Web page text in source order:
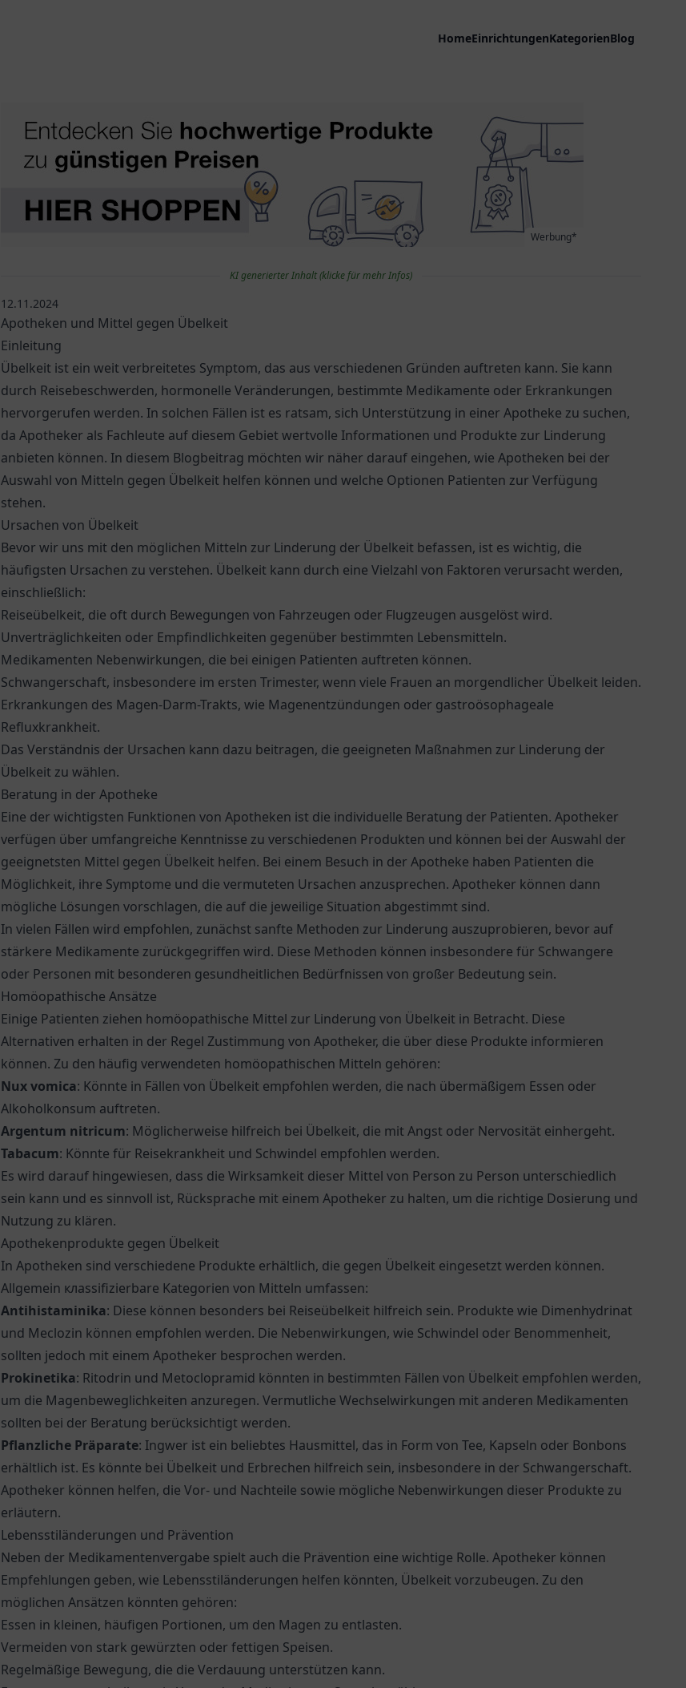
HomeEinrichtungenKategorienBlog
Werbung*
KI generierter Inhalt (klicke für mehr Infos)
12.11.2024
Apotheken und Mittel gegen Übelkeit
Einleitung
Übelkeit ist ein weit verbreitetes Symptom, das aus verschiedenen Gründen auftreten kann. Sie kann
durch Reisebeschwerden, hormonelle Veränderungen, bestimmte Medikamente oder Erkrankungen
hervorgerufen werden. In solchen Fällen ist es ratsam, sich Unterstützung in einer Apotheke zu suchen,
da Apotheker als Fachleute auf diesem Gebiet wertvolle Informationen und Produkte zur Linderung
anbieten können. In diesem Blogbeitrag möchten wir näher darauf eingehen, wie Apotheken bei der
Auswahl von Mitteln gegen Übelkeit helfen können und welche Optionen Patienten zur Verfügung
stehen.
Ursachen von Übelkeit
Bevor wir uns mit den möglichen Mitteln zur Linderung der Übelkeit befassen, ist es wichtig, die
häufigsten Ursachen zu verstehen. Übelkeit kann durch eine Vielzahl von Faktoren verursacht werden,
einschließlich:
Reiseübelkeit, die oft durch Bewegungen von Fahrzeugen oder Flugzeugen ausgelöst wird.
Unverträglichkeiten oder Empfindlichkeiten gegenüber bestimmten Lebensmitteln.
Medikamenten Nebenwirkungen, die bei einigen Patienten auftreten können.
Schwangerschaft, insbesondere im ersten Trimester, wenn viele Frauen an morgendlicher Übelkeit leiden.
Erkrankungen des Magen-Darm-Trakts, wie Magenentzündungen oder gastroösophageale
Refluxkrankheit.
Das Verständnis der Ursachen kann dazu beitragen, die geeigneten Maßnahmen zur Linderung der
Übelkeit zu wählen.
Beratung in der Apotheke
Eine der wichtigsten Funktionen von Apotheken ist die individuelle Beratung der Patienten. Apotheker
verfügen über umfangreiche Kenntnisse zu verschiedenen Produkten und können bei der Auswahl der
geeignetsten Mittel gegen Übelkeit helfen. Bei einem Besuch in der Apotheke haben Patienten die
Möglichkeit, ihre Symptome und die vermuteten Ursachen anzusprechen. Apotheker können dann
mögliche Lösungen vorschlagen, die auf die jeweilige Situation abgestimmt sind.
In vielen Fällen wird empfohlen, zunächst sanfte Methoden zur Linderung auszuprobieren, bevor auf
stärkere Medikamente zurückgegriffen wird. Diese Methoden können insbesondere für Schwangere
oder Personen mit besonderen gesundheitlichen Bedürfnissen von großer Bedeutung sein.
Homöopathische Ansätze
Einige Patienten ziehen homöopathische Mittel zur Linderung von Übelkeit in Betracht. Diese
Alternativen erhalten in der Regel Zustimmung von Apotheker, die über diese Produkte informieren
können. Zu den häufig verwendeten homöopathischen Mitteln gehören:
Nux vomica: Könnte in Fällen von Übelkeit empfohlen werden, die nach übermäßigem Essen oder
Alkoholkonsum auftreten.
Argentum nitricum: Möglicherweise hilfreich bei Übelkeit, die mit Angst oder Nervosität einhergeht.
Tabacum: Könnte für Reisekrankheit und Schwindel empfohlen werden.
Es wird darauf hingewiesen, dass die Wirksamkeit dieser Mittel von Person zu Person unterschiedlich
sein kann und es sinnvoll ist, Rücksprache mit einem Apotheker zu halten, um die richtige Dosierung und
Nutzung zu klären.
Apothekenprodukte gegen Übelkeit
In Apotheken sind verschiedene Produkte erhältlich, die gegen Übelkeit eingesetzt werden können.
Allgemein клаssifizierbare Kategorien von Mitteln umfassen:
Antihistaminika: Diese können besonders bei Reiseübelkeit hilfreich sein. Produkte wie Dimenhydrinat
und Meclozin können empfohlen werden. Die Nebenwirkungen, wie Schwindel oder Benommenheit,
sollten jedoch mit einem Apotheker besprochen werden.
Prokinetika: Ritodrin und Metoclopramid könnten in bestimmten Fällen von Übelkeit empfohlen werden,
um die Magenbeweglichkeiten anzuregen. Vermutliche Wechselwirkungen mit anderen Medikamenten
sollten bei der Beratung berücksichtigt werden.
Pflanzliche Präparate: Ingwer ist ein beliebtes Hausmittel, das in Form von Tee, Kapseln oder Bonbons
erhältlich ist. Es könnte bei Übelkeit und Erbrechen hilfreich sein, insbesondere in der Schwangerschaft.
Apotheker können helfen, die Vor- und Nachteile sowie mögliche Nebenwirkungen dieser Produkte zu
erläutern.
Lebensstiländerungen und Prävention
Neben der Medikamentenvergabe spielt auch die Prävention eine wichtige Rolle. Apotheker können
Empfehlungen geben, wie Lebensstiländerungen helfen könnten, Übelkeit vorzubeugen. Zu den
möglichen Ansätzen könnten gehören:
Essen in kleinen, häufigen Portionen, um den Magen zu entlasten.
Vermeiden von stark gewürzten oder fettigen Speisen.
Regelmäßige Bewegung, die die Verdauung unterstützen kann.